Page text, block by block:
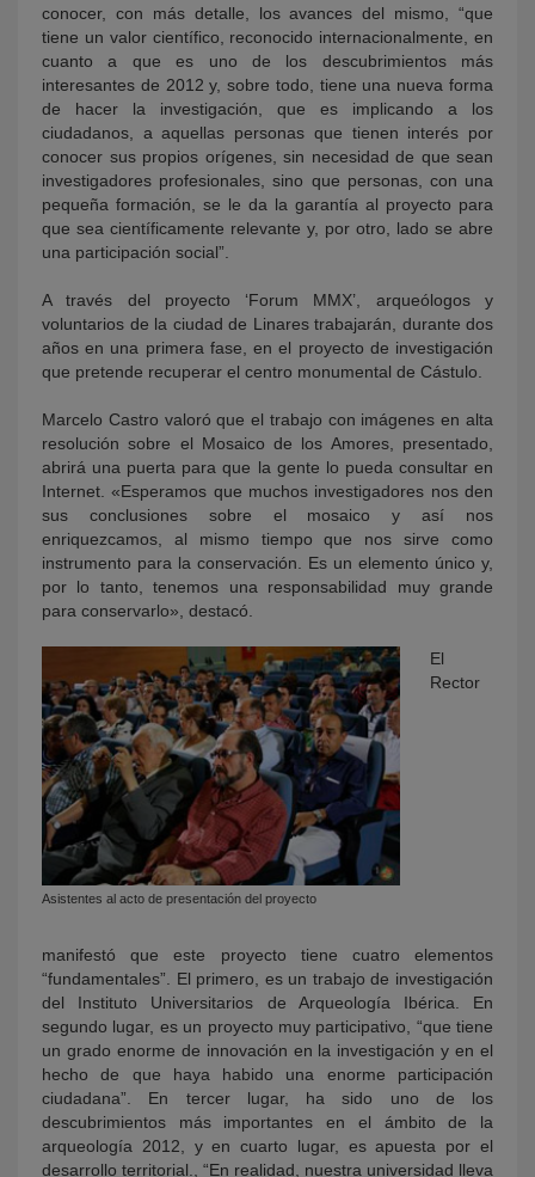
conocer, con más detalle, los avances del mismo, “que
tiene un valor científico, reconocido internacionalmente, en
cuanto a que es uno de los descubrimientos más
interesantes de 2012 y, sobre todo, tiene una nueva forma
de hacer la investigación, que es implicando a los
ciudadanos, a aquellas personas que tienen interés por
conocer sus propios orígenes, sin necesidad de que sean
investigadores profesionales, sino que personas, con una
pequeña formación, se le da la garantía al proyecto para
que sea científicamente relevante y, por otro, lado se abre
una participación social”.
A través del proyecto ‘Forum MMX’, arqueólogos y
voluntarios de la ciudad de Linares trabajarán, durante dos
años en una primera fase, en el proyecto de investigación
que pretende recuperar el centro monumental de Cástulo.
Marcelo Castro valoró que el trabajo con imágenes en alta
resolución sobre el Mosaico de los Amores, presentado,
abrirá una puerta para que la gente lo pueda consultar en
Internet. «Esperamos que muchos investigadores nos den
sus conclusiones sobre el mosaico y así nos
enriquezcamos, al mismo tiempo que nos sirve como
instrumento para la conservación. Es un elemento único y,
por lo tanto, tenemos una responsabilidad muy grande
para conservarlo», destacó.
Asistentes al acto de presentación del proyecto
El
Rector
manifestó que este proyecto tiene cuatro elementos
“fundamentales”. El primero, es un trabajo de investigación
del Instituto Universitarios de Arqueología Ibérica. En
segundo lugar, es un proyecto muy participativo, “que tiene
un grado enorme de innovación en la investigación y en el
hecho de que haya habido una enorme participación
ciudadana”. En tercer lugar, ha sido uno de los
descubrimientos más importantes en el ámbito de la
arqueología 2012, y en cuarto lugar, es apuesta por el
desarrollo territorial., “En realidad, nuestra universidad lleva